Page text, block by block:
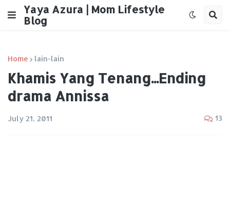
Yaya Azura | Mom Lifestyle
Blog
Home lain-lain
Khamis Yang Tenang...Ending
drama Annissa
July 21, 2011 13